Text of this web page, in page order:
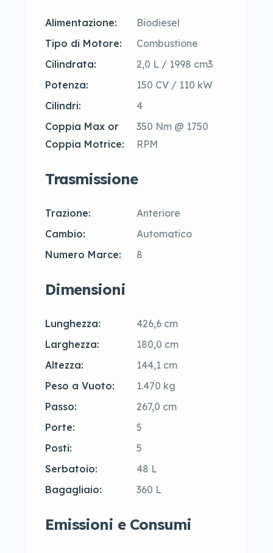
Alimentazione:
Biodiesel
Tipo di Motore:
Combustione
Cilindrata:
2,0 L / 1998 cm3
Potenza:
150 CV / 110 kW
Cilindri:
4
Coppia Max or
Coppia Motrice:
350 Nm @ 1750
RPM
Trasmissione
Trazione:
Anteriore
Cambio:
Automatico
Numero Marce:
8
Dimensioni
Lunghezza:
426,6 cm
Larghezza:
180,0 cm
Altezza:
144,1 cm
Peso a Vuoto:
1.470 kg
Passo:
267,0 cm
Porte:
5
Posti:
5
Serbatoio:
48 L
Bagagliaio:
360 L
Emissioni e Consumi